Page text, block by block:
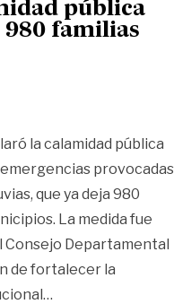
pública
980 familias
la calamidad pública
provocadas
que ya deja 980
La medida fue
Consejo Departamental
de fortalecer la
…